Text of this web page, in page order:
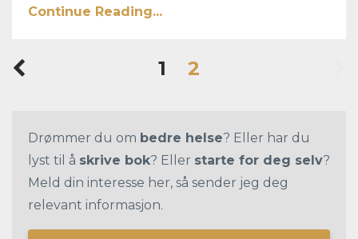
Continue Reading...
1 2
Drømmer du om bedre helse? Eller har du
lyst til å skrive bok? Eller starte for deg selv?
Meld din interesse her, så sender jeg deg
relevant informasjon.